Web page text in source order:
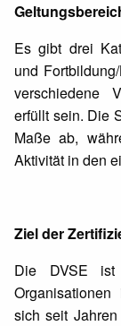
Es gibt drei
und
verschiedene
erfüllt sein. Die
Maße ab,
Aktivität in den
Ziel der
Die DVSE ist
sich seit